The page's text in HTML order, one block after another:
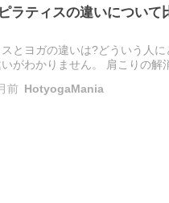
ラティスの違いについ
スとヨガの違いは?どういう人
いがわかりません。 肩こりの
前 HotyogaMania